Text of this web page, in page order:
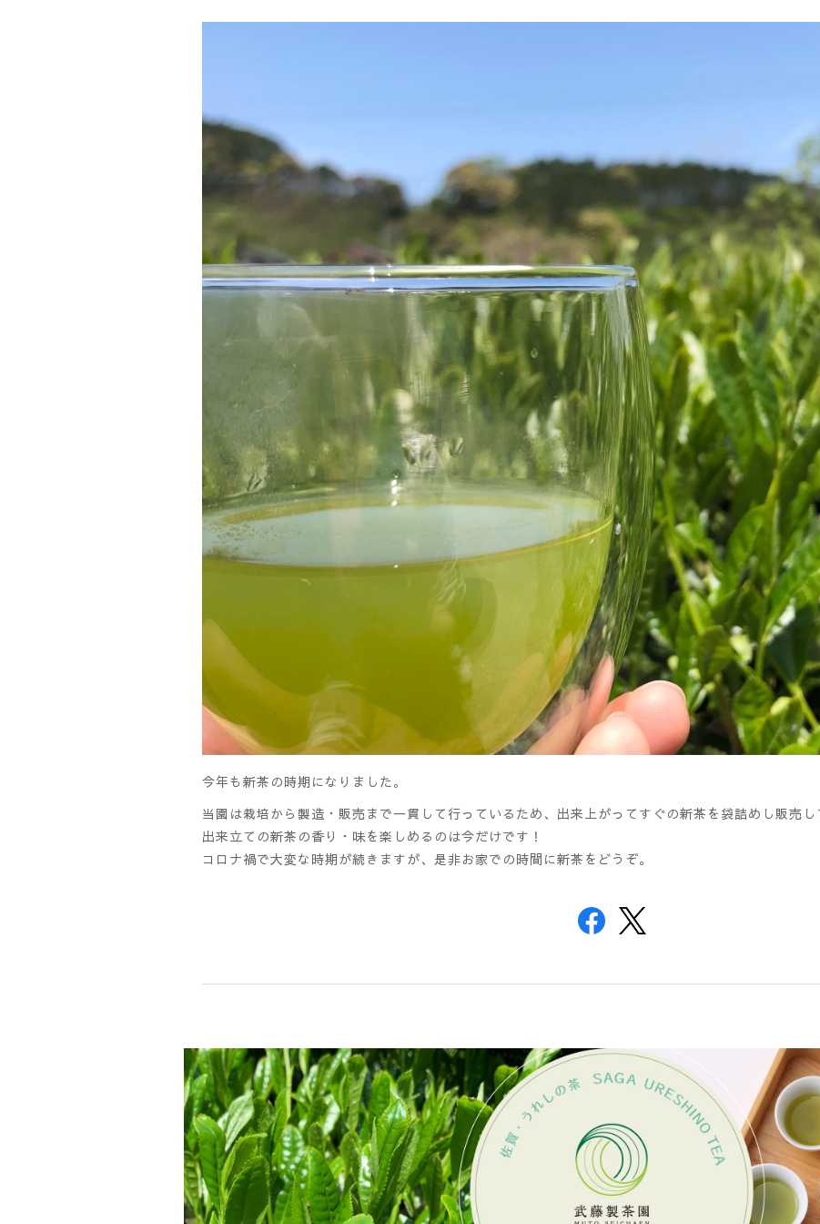
今年も新茶の時期になりました。
当園は栽培から製造・販売まで一貫して行っているため、出来上がってすぐの新茶を袋詰めし販売し
出来立ての新茶の香り・味を楽しめるのは今だけです！
コロナ禍で大変な時期が続きますが、是非お家での時間に新茶をどうぞ。